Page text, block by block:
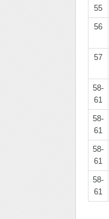
55
56
57
58-
61
58-
61
58-
61
58-
61